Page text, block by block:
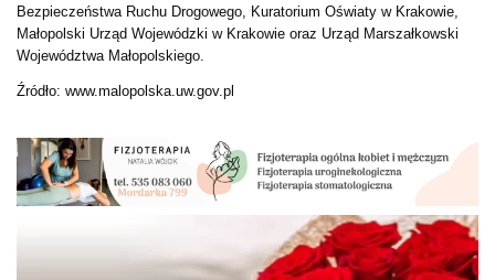
Bezpieczeństwa Ruchu Drogowego, Kuratorium Oświaty w Krakowie,
Małopolski Urząd Wojewódzki w Krakowie oraz Urząd Marszałkowski
Województwa Małopolskiego.
Źródło: www.malopolska.uw.gov.pl